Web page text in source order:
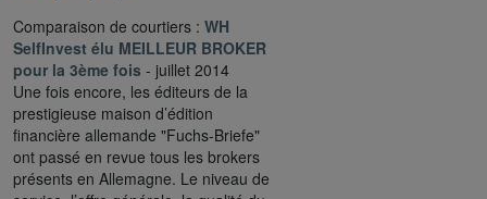
Comparaison de courtiers : WH
SelfInvest élu MEILLEUR BROKER
pour la 3ème fois - juillet 2014
Une fois encore, les éditeurs de la
prestigieuse maison d’édition
financière allemande "Fuchs-Briefe"
ont passé en revue tous les brokers
présents en Allemagne. Le niveau de